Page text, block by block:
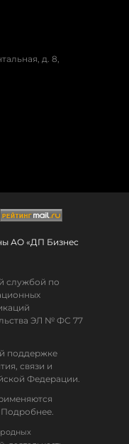
д. 8,
АО «ДП Бизнес
службой по
ЭЛ № ФС 77
поддержке
связи и
Федерации.
Подробнее.